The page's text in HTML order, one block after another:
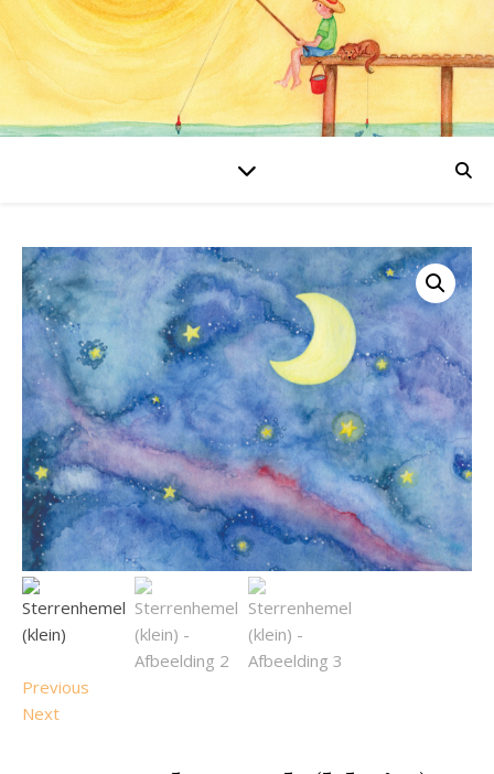
Previous
Next